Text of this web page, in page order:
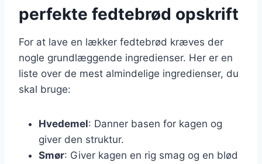
perfekte fedtebrød opskrift
For at lave en lækker fedtebrød kræves der
nogle grundlæggende ingredienser. Her er en
liste over de mest almindelige ingredienser, du
skal bruge:
Hvedemel: Danner basen for kagen og
giver den struktur.
Smør: Giver kagen en rig smag og en blød